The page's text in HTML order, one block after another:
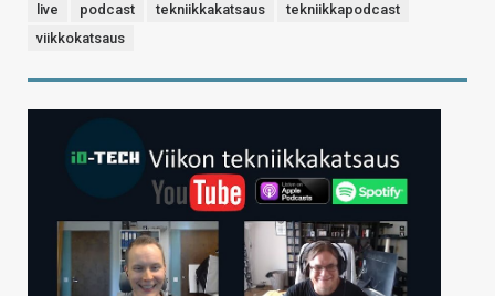
live podcast tekniikkakatsaus
tekniikkapodcast
viikkokatsaus